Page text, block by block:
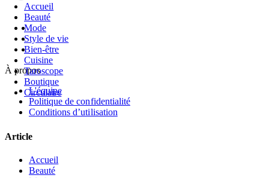
Accueil
Beauté
Mode
Style de vie
Bien-être
Cuisine
Taroscope
Boutique
Circulaire
À propos
L'équipe
Politique de confidentialité
Conditions d’utilisation
Article
Accueil
Beauté